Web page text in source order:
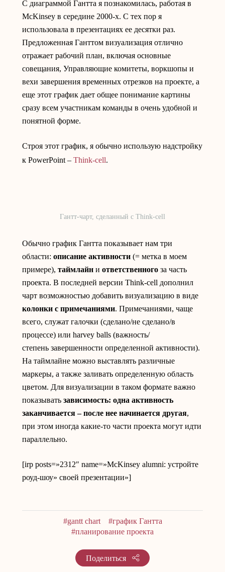
С диаграммой Гантта я познакомилась, работая в
McKinsey в середине 2000-х. С тех пор я
использовала в презентациях ее десятки раз.
Предложенная Ганттом визуализация отлично
отражает рабочий план, включая основные
совещания, Управляющие комитеты, воркшопы и
вехи завершения временных отрезков на проекте, а
еще этот график дает общее понимание картины
сразу всем участникам команды в очень удобной и
понятной форме.
Строя этот график, я обычно использую надстройку
к PowerPoint – Think-cell.
Гантт-чарт, сделанный с Think-cell
Обычно график Гантта показывает нам три
области: описание активности (= метка в моем
примере), таймлайн и ответственного за часть
проекта. В последней версии Think-cell дополнил
чарт возможностью добавить визуализацию в виде
колонки с примечаниями. Примечаниями, чаще
всего, служат галочки (сделано/не сделано/в
процессе) или harvey balls (важность/
степень завершенности определенной активности).
На таймлайне можно выставлять различные
маркеры, а также заливать определенную область
цветом. Для визуализации в таком формате важно
показывать зависимость: одна активность
заканчивается – после нее начинается другая,
при этом иногда какие-то части проекта могут идти
параллельно.
[irp posts=»2312″ name=»McKinsey alumni: устройте
роуд-шоу» своей презентации»]
#gantt chart
#график Гантта
#планирование проекта
Поделиться